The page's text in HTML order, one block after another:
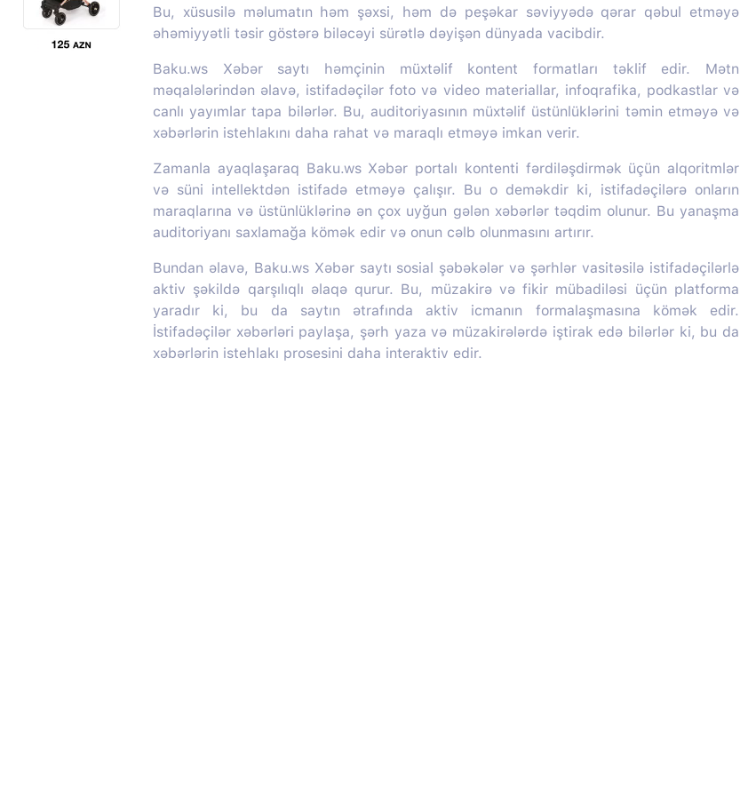
Bu, xüsusilə məlumatın həm şəxsi, həm də peşəkar səviyyədə qərar qəbul etməyə
əhəmiyyətli təsir göstərə biləcəyi sürətlə dəyişən dünyada vacibdir.
Baku.ws Xəbər saytı həmçinin müxtəlif kontent formatları təklif edir. Mətn
məqalələrindən əlavə, istifadəçilər foto və video materiallar, infoqrafika, podkastlar və
canlı yayımlar tapa bilərlər. Bu, auditoriyasının müxtəlif üstünlüklərini təmin etməyə və
xəbərlərin istehlakını daha rahat və maraqlı etməyə imkan verir.
Zamanla ayaqlaşaraq Baku.ws Xəbər portalı kontenti fərdiləşdirmək üçün alqoritmlər
və süni intellektdən istifadə etməyə çalışır. Bu o deməkdir ki, istifadəçilərə onların
maraqlarına və üstünlüklərinə ən çox uyğun gələn xəbərlər təqdim olunur. Bu yanaşma
auditoriyanı saxlamağa kömək edir və onun cəlb olunmasını artırır.
Bundan əlavə, Baku.ws Xəbər saytı sosial şəbəkələr və şərhlər vasitəsilə istifadəçilərlə
aktiv şəkildə qarşılıqlı əlaqə qurur. Bu, müzakirə və fikir mübadiləsi üçün platforma
yaradır ki, bu da saytın ətrafında aktiv icmanın formalaşmasına kömək edir.
İstifadəçilər xəbərləri paylaşa, şərh yaza və müzakirələrdə iştirak edə bilərlər ki, bu da
xəbərlərin istehlakı prosesini daha interaktiv edir.